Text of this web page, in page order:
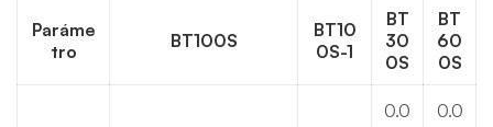
Paráme
tro
BT100S
BT10
0S-1
BT
30
0S
BT
60
0S
0.0
0.0